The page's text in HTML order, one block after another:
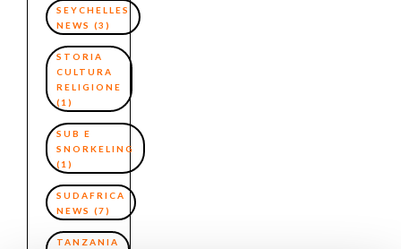
SEYCHELLES
NEWS (3)
STORIA
CULTURA
RELIGIONE
(1)
SUB E
SNORKELING
(1)
SUDAFRICA
NEWS (7)
TANZANIA